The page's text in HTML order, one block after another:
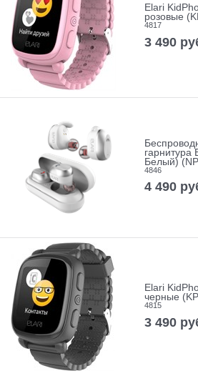
Elari
розовые
4817
3 490
гарнитура
Белый)
4846
4 490
Elari
черные
4815
3 490